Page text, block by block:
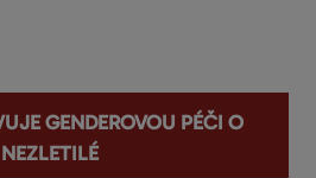
genderovou péči o
nezletilé